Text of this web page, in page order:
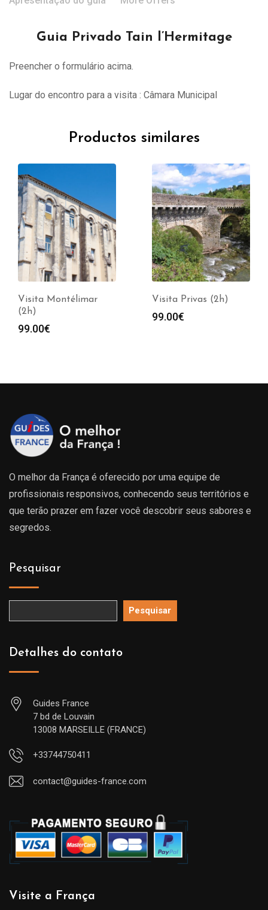
Guia Privado Tain l’Hermitage
Preencher o formulário acima.
Lugar do encontro para a visita : Câmara Municipal
Productos similares
Visita Montélimar
(2h)
99.00€
Visita Privas (2h)
99.00€
O melhor da França é oferecido por uma equipe de
profissionais responsivos, conhecendo seus territórios e
que terão prazer em fazer você descobrir seus sabores e
segredos.
Pesquisar
Pesquisar
Detalhes do contato
Guides France
7 bd de Louvain
13008 MARSEILLE (FRANCE)
+33744750411
contact@guides-france.com
Visite a França